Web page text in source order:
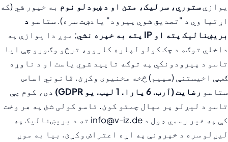
یوازېستوري، سرلیک، متن او د ښودلو نوم به خپور شي (که
اړتیا وي د "تصدیق شوي پیرود" یادښت سره). ستاسو د
بریښنالیک پته او IP پته به خپره نشي
; موږ دا یوازې په
داخلي توګه د چک کولو لپاره کاروو، ترڅو وګورو چې ایا
تاسو د پیرودونکي په توګه تایید شوي یاست او د ناوړه
ګټې اخیستنې (سپیم) څخه مخنیوی وکړئ. قانوني اساس
ستاسو رضایت (آرټ. 6 پارا. 1 لیټ. یو GDPR)
دی، کوم چې
تاسو د لیږلو پر مهال چمتو کوئ. تاسو کولی شئ په هر وخت
کې په غیر رسمي ډول د info@v-iz.de ته د بریښنالیک په
لیږلو سره د خپرونې په اړه اعتراض وکړئ. بیا به موږ